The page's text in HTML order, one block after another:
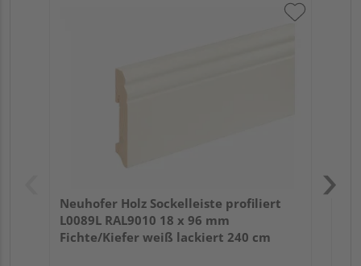
Neuhofer Holz Sockelleiste profiliert
L0089L RAL9010 18 x 96 mm
Fichte/Kiefer weiß lackiert 240 cm